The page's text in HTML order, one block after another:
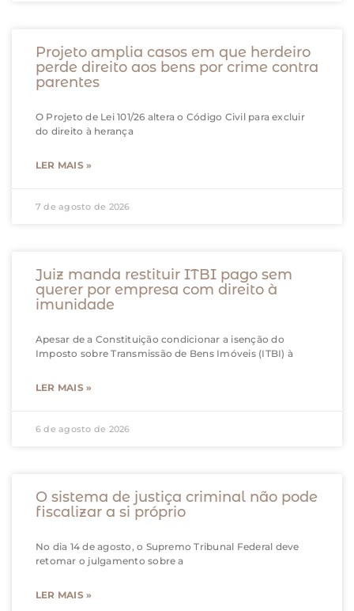
Projeto amplia casos em que herdeiro
perde direito aos bens por crime contra
parentes
O Projeto de Lei 101/26 altera o Código Civil para excluir
do direito à herança
LER MAIS »
7 de agosto de 2026
Juiz manda restituir ITBI pago sem
querer por empresa com direito à
imunidade
Apesar de a Constituição condicionar a isenção do
Imposto sobre Transmissão de Bens Imóveis (ITBI) à
LER MAIS »
6 de agosto de 2026
O sistema de justiça criminal não pode
fiscalizar a si próprio
No dia 14 de agosto, o Supremo Tribunal Federal deve
retomar o julgamento sobre a
LER MAIS »